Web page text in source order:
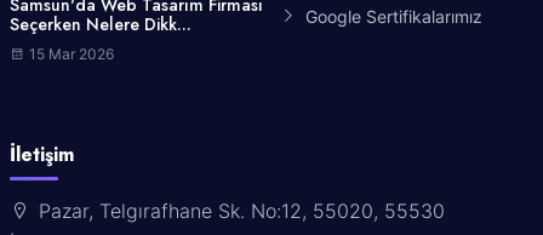
Samsun'da Web Tasarım Firması
Seçerken Nelere Dikk...
15 Mar 2026
Google Sertifikalarımız
İletişim
Pazar, Telgırafhane Sk. No:12, 55020, 55530